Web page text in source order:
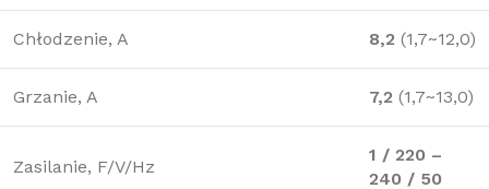
Chłodzenie, A 8,2 (1,7~12,0)
Grzanie, A 7,2 (1,7~13,0)
Zasilanie, F/V/Hz
1 / 220 –
240 / 50